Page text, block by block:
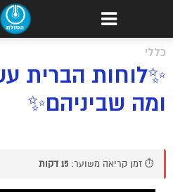
כללי
✨לוחות הברית
ומה שביניהם✨
⏱️ זמן קריאה משוער: 15 דקות